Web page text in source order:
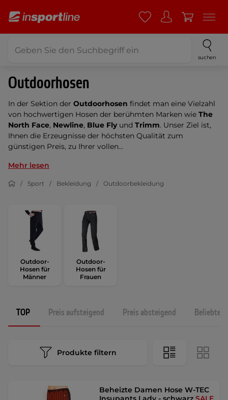
suchen
Outdoorhosen
In der Sektion der Outdoorhosen findet man eine Vielzahl
von hochwertigen Hosen der berühmten Marken wie The
North Face, Newline, Blue Fly und Trimm. Unser Ziel ist,
Ihnen die Erzeugnisse der höchsten Qualität zum
günstigen Preis, zu Ihrer vollen...
Mehr lesen
Sport Bekleidung Outdoorbekleidung
Outdoor-
Hosen für
Männer
Outdoor-
Hosen für
Frauen
TOP Preis aufsteigend Preis absteigend
Produkte filtern
Beheizte Damen Hose W-TEC